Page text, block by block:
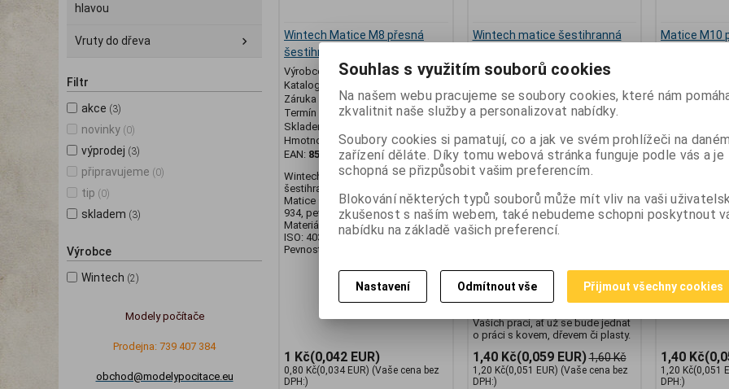
hlavou
Vruty do dřeva
Filtr
akce (3)
novinky (0)
výprodej (3)
připravujeme (0)
tip (0)
skladem (3)
Výrobce
Wintech (2)
Modely počítače
Prodejna: 739 407 384
obchod@modelypocitace.eu
Wintech Matice M8 přesná
šestihranná DIN 934
Výrobce:
Wintech
Katalogové číslo:
Záruka (měsíců):24
Termín dodání (dny):skladem
Skladem:
Hmotnost:
0,005 kg
EAN: 8591257022904
Wintech Matice M8 přesná
šestihranná DIN 934 pozinkovaná.
Matice šestihranná přesná, DIN
934, pevnost 8., pozinkovaná.
Materiál: Ocel, Povrch: Bílý zinek,
ISO: 4032, ČSN: 021401, DIN: 934
Pevnost: 8
1 Kč(0,042 EUR)
0,80 Kč(0,034 EUR) (Vaše cena bez
DPH:)
Wintech matice šestihranná
Výrobce:Wintech
Záruka (měsíců):24
Termín dodání (dny): skladem
Hmotnost:0,015 kg
EAN: 0542011
Wintech matice šestihranná M10
přesná, DIN 934, pevnost 8.,
pozinkovaná. Matice šestihranná
přesná je vyrobená z oceli, dle
normy DIN 934 s pevností 8. Její
základní ochranu proti korozi ze
vzdušné vlhkosti. Matici
šestihrannou společně se
Vašich prací, ať už se bude jednat
o práci s kovem, dřevem či plasty.
1,40 Kč(0,059 EUR)1,60 Kč
1,20 Kč(0,051 EUR) (Vaše cena bez
DPH:)
Matice M10
Termín dodání
EAN:
Matice M10
Šestihranná.
8 Galvanicky
třída 8,
1,40 Kč
1,20 Kč(0,051
DPH:)
Souhlas s využitím souborů cookies
Na našem webu pracujeme se soubory cookies, které nám
zkvalitnit naše služby a personalizovat nabídky.
Soubory cookies si pamatují, co a jak ve svém prohlížeči na daném
zařízení děláte. Díky tomu webová stránka funguje podle vás a je
schopná se přizpůsobit vašim preferencím.
Blokování některých typů souborů může mít vliv na vaši
zkušenost s naším webem, také nebudeme schopni poskytnout
nabídku na základě vašich preferencí.
Nastavení Odmítnout vše Přijmout všechny cookies